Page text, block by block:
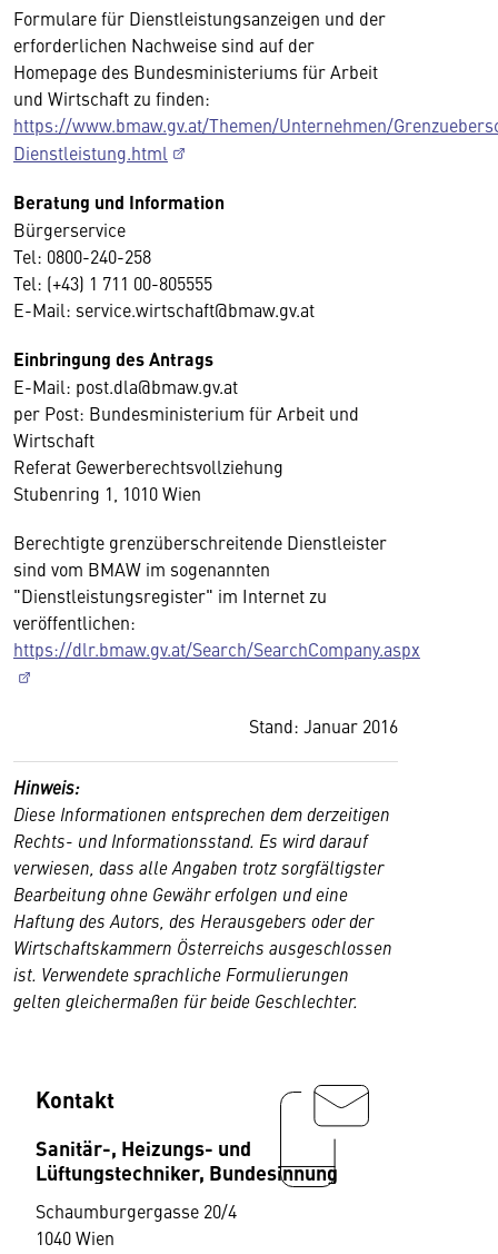
Formulare für Dienstleistungsanzeigen und der
erforderlichen Nachweise sind auf der
Homepage des Bundesministeriums für Arbeit
und Wirtschaft zu finden:
https://www.bmaw.gv.at/Themen/Unternehmen/
Dienstleistung.html
Beratung und Information
Bürgerservice
Tel: 0800-240-258
Tel: (+43) 1 711 00-805555
E-Mail: service.wirtschaft@bmaw.gv.at
Einbringung des Antrags
E-Mail: post.dla@bmaw.gv.at
per Post: Bundesministerium für Arbeit und
Wirtschaft
Referat Gewerberechtsvollziehung
Stubenring 1, 1010 Wien
Berechtigte grenzüberschreitende Dienstleister
sind vom BMAW im sogenannten
"Dienstleistungsregister" im Internet zu
veröffentlichen:
https://dlr.bmaw.gv.at/Search/SearchCompany.aspx
Stand: Januar 2016
Hinweis:
Diese Informationen entsprechen dem derzeitigen
Rechts- und Informationsstand. Es wird darauf
verwiesen, dass alle Angaben trotz sorgfältigster
Bearbeitung ohne Gewähr erfolgen und eine
Haftung des Autors, des Herausgebers oder der
Wirtschaftskammern Österreichs ausgeschlossen
ist. Verwendete sprachliche Formulierungen
gelten gleichermaßen für beide Geschlechter.
Kontakt
Sanitär-, Heizungs- und
Lüftungstechniker, Bundesinnung
Schaumburgergasse 20/4
1040 Wien